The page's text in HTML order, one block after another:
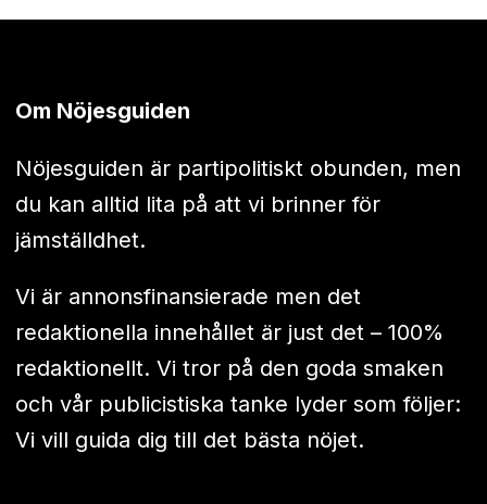
Om Nöjesguiden
Nöjesguiden är partipolitiskt obunden, men
du kan alltid lita på att vi brinner för
jämställdhet.
Vi är annonsfinansierade men det
redaktionella innehållet är just det – 100%
redaktionellt. Vi tror på den goda smaken
och vår publicistiska tanke lyder som följer:
Vi vill guida dig till det bästa nöjet.